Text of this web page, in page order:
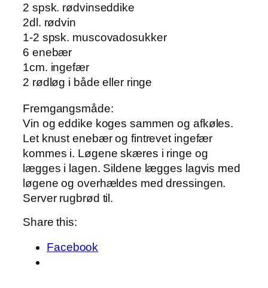
2 spsk. rødvinseddike
2dl. rødvin
1-2 spsk. muscovadosukker
6 enebær
1cm. ingefær
2 rødløg i både eller ringe
Fremgangsmåde:
Vin og eddike koges sammen og afkøles.
Let knust enebær og fintrevet ingefær
kommes i. Løgene skæres i ringe og
lægges i lagen. Sildene lægges lagvis med
løgene og overhældes med dressingen.
Server rugbrød til.
Share this:
Facebook